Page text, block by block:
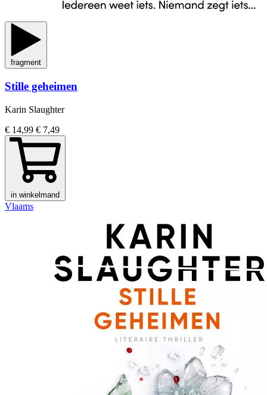
fragment
Stille geheimen
Karin Slaughter
€ 14,99 € 7,49
in winkelmand
Vlaams